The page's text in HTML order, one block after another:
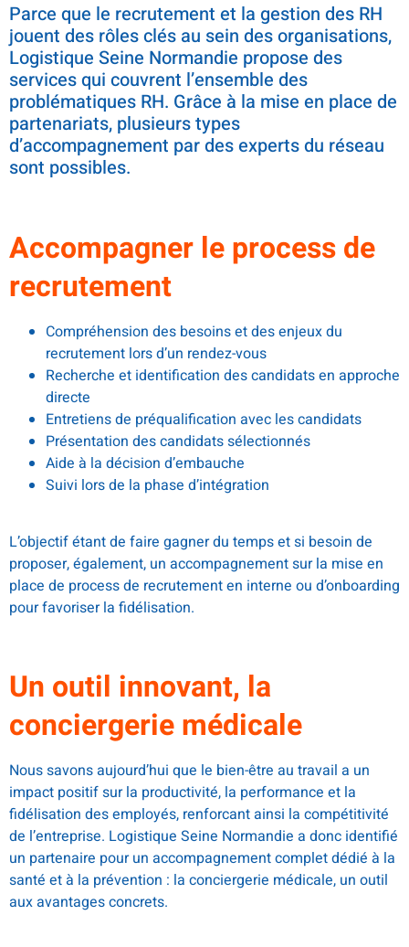
Parce que le recrutement et la gestion des RH
jouent des rôles clés au sein des organisations,
Logistique Seine Normandie propose des
services qui couvrent l’ensemble des
problématiques RH. Grâce à la mise en place de
partenariats, plusieurs types
d’accompagnement par des experts du réseau
sont possibles.
Accompagner le process de
recrutement
Compréhension des besoins et des enjeux du
recrutement lors d’un rendez-vous
Recherche et identification des candidats en approche
directe
Entretiens de préqualification avec les candidats
Présentation des candidats sélectionnés
Aide à la décision d’embauche
Suivi lors de la phase d’intégration
L’objectif étant de faire gagner du temps et si besoin de
proposer, également, un accompagnement sur la mise en
place de process de recrutement en interne ou d’onboarding
pour favoriser la fidélisation.
Un outil innovant, la
conciergerie médicale
Nous savons aujourd’hui que le bien-être au travail a un
impact positif sur la productivité, la performance et la
fidélisation des employés, renforcant ainsi la compétitivité
de l’entreprise. Logistique Seine Normandie a donc identifié
un partenaire pour un accompagnement complet dédié à la
santé et à la prévention : la conciergerie médicale, un outil
aux avantages concrets.